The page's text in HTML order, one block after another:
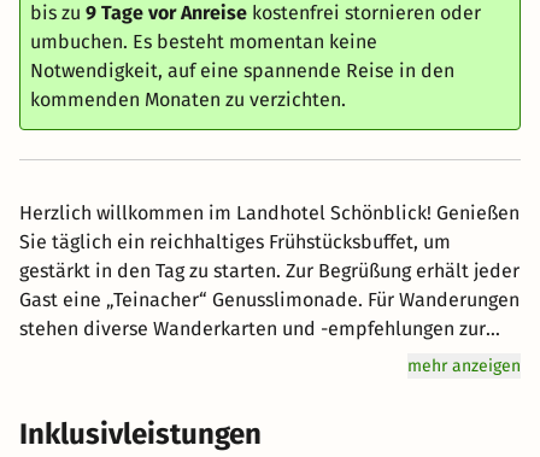
bis zu 9 Tage vor Anreise kostenfrei stornieren oder
umbuchen. Es besteht momentan keine
Notwendigkeit, auf eine spannende Reise in den
kommenden Monaten zu verzichten.
Herzlich willkommen im Landhotel Schönblick! Genießen
Sie täglich ein reichhaltiges Frühstücksbuffet, um
gestärkt in den Tag zu starten. Zur Begrüßung erhält jeder
Gast eine „Teinacher“ Genusslimonade. Für Wanderungen
stehen diverse Wanderkarten und -empfehlungen zur
Verfügung, um die schönsten Routen im Schwarzwald zu
kostenfreie Parkplätze am Hotel sowie WLAN genutzt
werden. Zusätzlich ermöglicht die KONUS-Karte die
mehr anzeigen
Inklusivleistungen